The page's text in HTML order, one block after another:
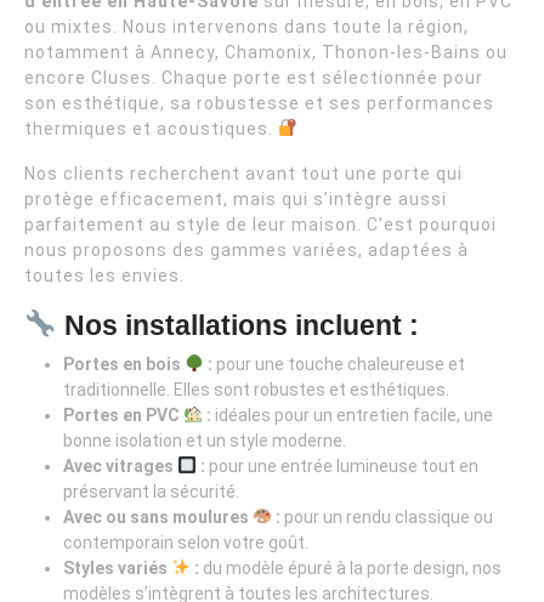
ou mixtes. Nous intervenons dans toute la région,
notamment à Annecy, Chamonix, Thonon-les-Bains ou
encore Cluses. Chaque porte est sélectionnée pour
son esthétique, sa robustesse et ses performances
thermiques et acoustiques.
Nos clients recherchent avant tout une porte qui
protège efficacement, mais qui s’intègre aussi
parfaitement au style de leur maison. C’est pourquoi
nous proposons des gammes variées, adaptées à
toutes les envies.
Nos installations incluent :
Portes en bois : pour une touche chaleureuse et
traditionnelle. Elles sont robustes et esthétiques.
Portes en PVC
: idéales pour un entretien facile, une
bonne isolation et un style moderne.
Avec vitrages
: pour une entrée lumineuse tout en
préservant la sécurité.
Avec ou sans moulures
: pour un rendu classique ou
contemporain selon votre goût.
Styles variés
: du modèle épuré à la porte design, nos
modèles s’intègrent à toutes les architectures.